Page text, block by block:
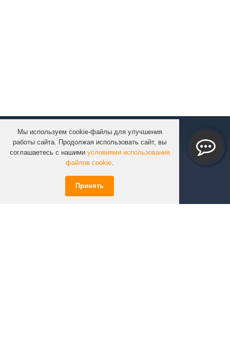
Мы используем cookie-файлы для улучшения
работы сайта. Продолжая использовать сайт, вы
соглашаетесь с нашими условиями использования
файлов cookie.
Принять
КОМПАНИЯ
КАТАЛОГ
УСЛУГИ
ИНФОРМАЦИЯ